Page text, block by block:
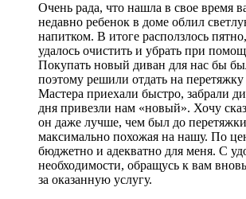
Очень рада, что нашла в свое время
недавно ребенок в доме облил
напитком. В итоге расползлось
удалось очистить и убрать при
Покупать новый диван для нас бы
поэтому решили отдать на
Мастера приехали быстро, забрали
дня привезли нам «новый». Хочу
он даже лучше, чем был до
максимально похожая на нашу. По
бюджетно и адекватно для меня. С
необходимости, обращусь к вам
за оказанную услугу.